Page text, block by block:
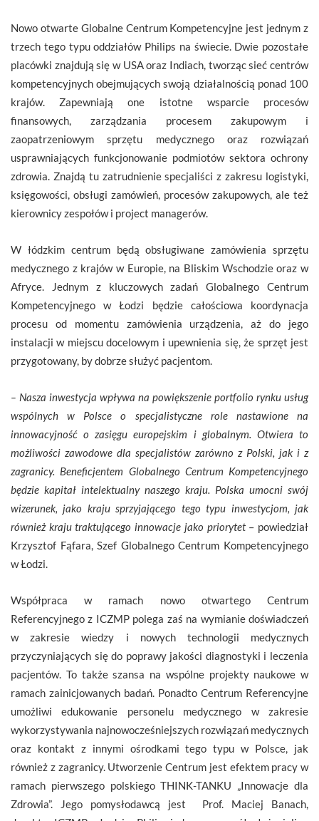
Nowo otwarte Globalne Centrum Kompetencyjne jest jednym z
trzech tego typu oddziałów Philips na świecie. Dwie pozostałe
placówki znajdują się w USA oraz Indiach, tworząc sieć centrów
kompetencyjnych obejmujących swoją działalnością ponad 100
krajów. Zapewniają one istotne wsparcie procesów
finansowych, zarządzania procesem zakupowym i
zaopatrzeniowym sprzętu medycznego oraz rozwiązań
usprawniających funkcjonowanie podmiotów sektora ochrony
zdrowia. Znajdą tu zatrudnienie specjaliści z zakresu logistyki,
księgowości, obsługi zamówień, procesów zakupowych, ale też
kierownicy zespołów i project managerów.
W łódzkim centrum będą obsługiwane zamówienia sprzętu
medycznego z krajów w Europie, na Bliskim Wschodzie oraz w
Afryce. Jednym z kluczowych zadań Globalnego Centrum
Kompetencyjnego w Łodzi będzie całościowa koordynacja
procesu od momentu zamówienia urządzenia, aż do jego
instalacji w miejscu docelowym i upewnienia się, że sprzęt jest
przygotowany, by dobrze służyć pacjentom.
– Nasza inwestycja wpływa na powiększenie portfolio rynku usług
wspólnych w Polsce o specjalistyczne role nastawione na
innowacyjność o zasięgu europejskim i globalnym. Otwiera to
możliwości zawodowe dla specjalistów zarówno z Polski, jak i z
zagranicy. Beneficjentem Globalnego Centrum Kompetencyjnego
będzie kapitał intelektualny naszego kraju. Polska umocni swój
wizerunek, jako kraju sprzyjającego tego typu inwestycjom, jak
również kraju traktującego innowacje jako priorytet – powiedział
Krzysztof Fąfara, Szef Globalnego Centrum Kompetencyjnego
w Łodzi.
Współpraca w ramach nowo otwartego Centrum
Referencyjnego z ICZMP polega zaś na wymianie doświadczeń
w zakresie wiedzy i nowych technologii medycznych
przyczyniających się do poprawy jakości diagnostyki i leczenia
pacjentów. To także szansa na wspólne projekty naukowe w
ramach zainicjowanych badań. Ponadto Centrum Referencyjne
umożliwi edukowanie personelu medycznego w zakresie
wykorzystywania najnowocześniejszych rozwiązań medycznych
oraz kontakt z innymi ośrodkami tego typu w Polsce, jak
również z zagranicy. Utworzenie Centrum jest efektem pracy w
ramach pierwszego polskiego THINK-TANKU „Innowacje dla
Zdrowia”. Jego pomysłodawcą jest Prof. Maciej Banach,